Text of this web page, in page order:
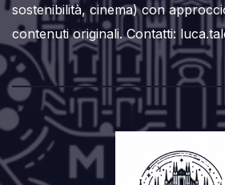
sostenibilità, cinema) con
contenuti originali. Contatti: